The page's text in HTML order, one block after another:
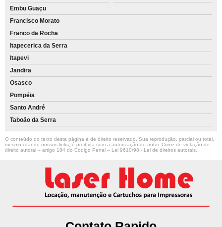
Embu Guaçu
Francisco Morato
Franco da Rocha
Itapecerica da Serra
Itapevi
Jandira
Osasco
Pompéia
Santo André
Taboão da Serra
O conteúdo do texto desta página é de direito reservado. Sua reprodução, parcial ou total,
mesmo citando nossos links, é proibida sem a autorização do autor. Crime de violação de
direito autoral – artigo 184 do Código Penal – Lei 9610/98 - Lei de direitos autorais